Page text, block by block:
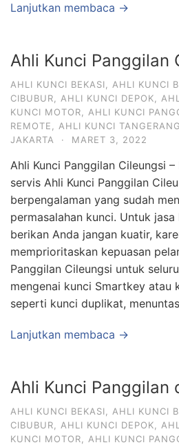
Lanjutkan membaca →
Ahli Kunci Panggilan
AHLI KUNCI BEKASI AHLI KUNCI
CIBUBUR
AHLI KUNCI DEPOK
KUNCI MOTOR
AHLI KUNCI
REMOTE
AHLI KUNCI TANGERANG
JAKARTA
· MARET 3, 2022
Ahli Kunci Panggilan Cileungsi –
servis Ahli Kunci Panggilan
berpengalaman yang sudah
permasalahan kunci. Untuk
berikan Anda jangan kuatir,
memprioritaskan kepuasan
Panggilan Cileungsi untuk
mengenai kunci Smartkey atau
seperti kunci duplikat,
Lanjutkan membaca →
Ahli Kunci Panggilan
AHLI KUNCI BEKASI AHLI KUNCI
CIBUBUR
AHLI KUNCI DEPOK
KUNCI MOTOR
AHLI KUNCI